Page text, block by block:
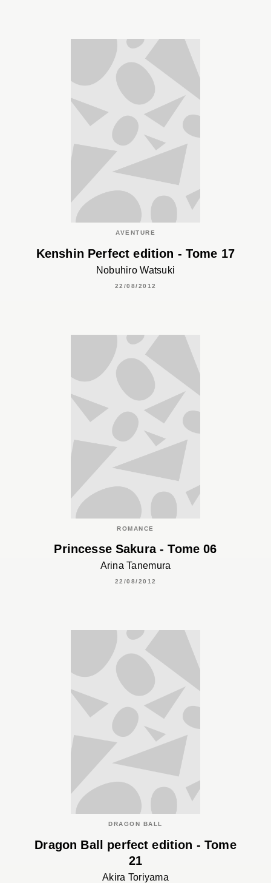
AVENTURE
Kenshin Perfect edition - Tome 17
Nobuhiro Watsuki
22/08/2012
ROMANCE
Princesse Sakura - Tome 06
Arina Tanemura
22/08/2012
DRAGON BALL
Dragon Ball perfect edition - Tome
21
Akira Toriyama